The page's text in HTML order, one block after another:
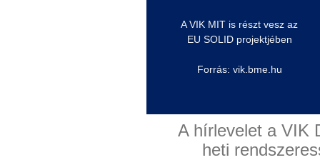
A VIK MIT is részt vesz az
EU SOLID projektjében
Forrás: vik.bme.hu
A hírlevelet a VIK
heti